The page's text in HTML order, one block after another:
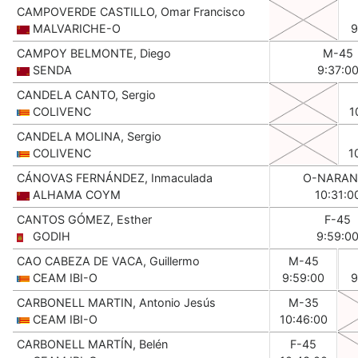
CAMPOVERDE CASTILLO, Omar Francisco
MALVARICHE-O
CAMPOY BELMONTE, Diego
SENDA
M-45
9:37:00
CANDELA CANTO, Sergio
COLIVENC
CANDELA MOLINA, Sergio
COLIVENC
CÁNOVAS FERNÁNDEZ, Inmaculada
ALHAMA COYM
O-
CANTOS GÓMEZ, Esther
GODIH
F-45
9:59:00
CAO CABEZA DE VACA, Guillermo
CEAM IBI-O
M-45
9:59:00
CARBONELL MARTIN, Antonio Jesús
CEAM IBI-O
M-35
10:46:00
CARBONELL MARTÍN, Belén
F-45